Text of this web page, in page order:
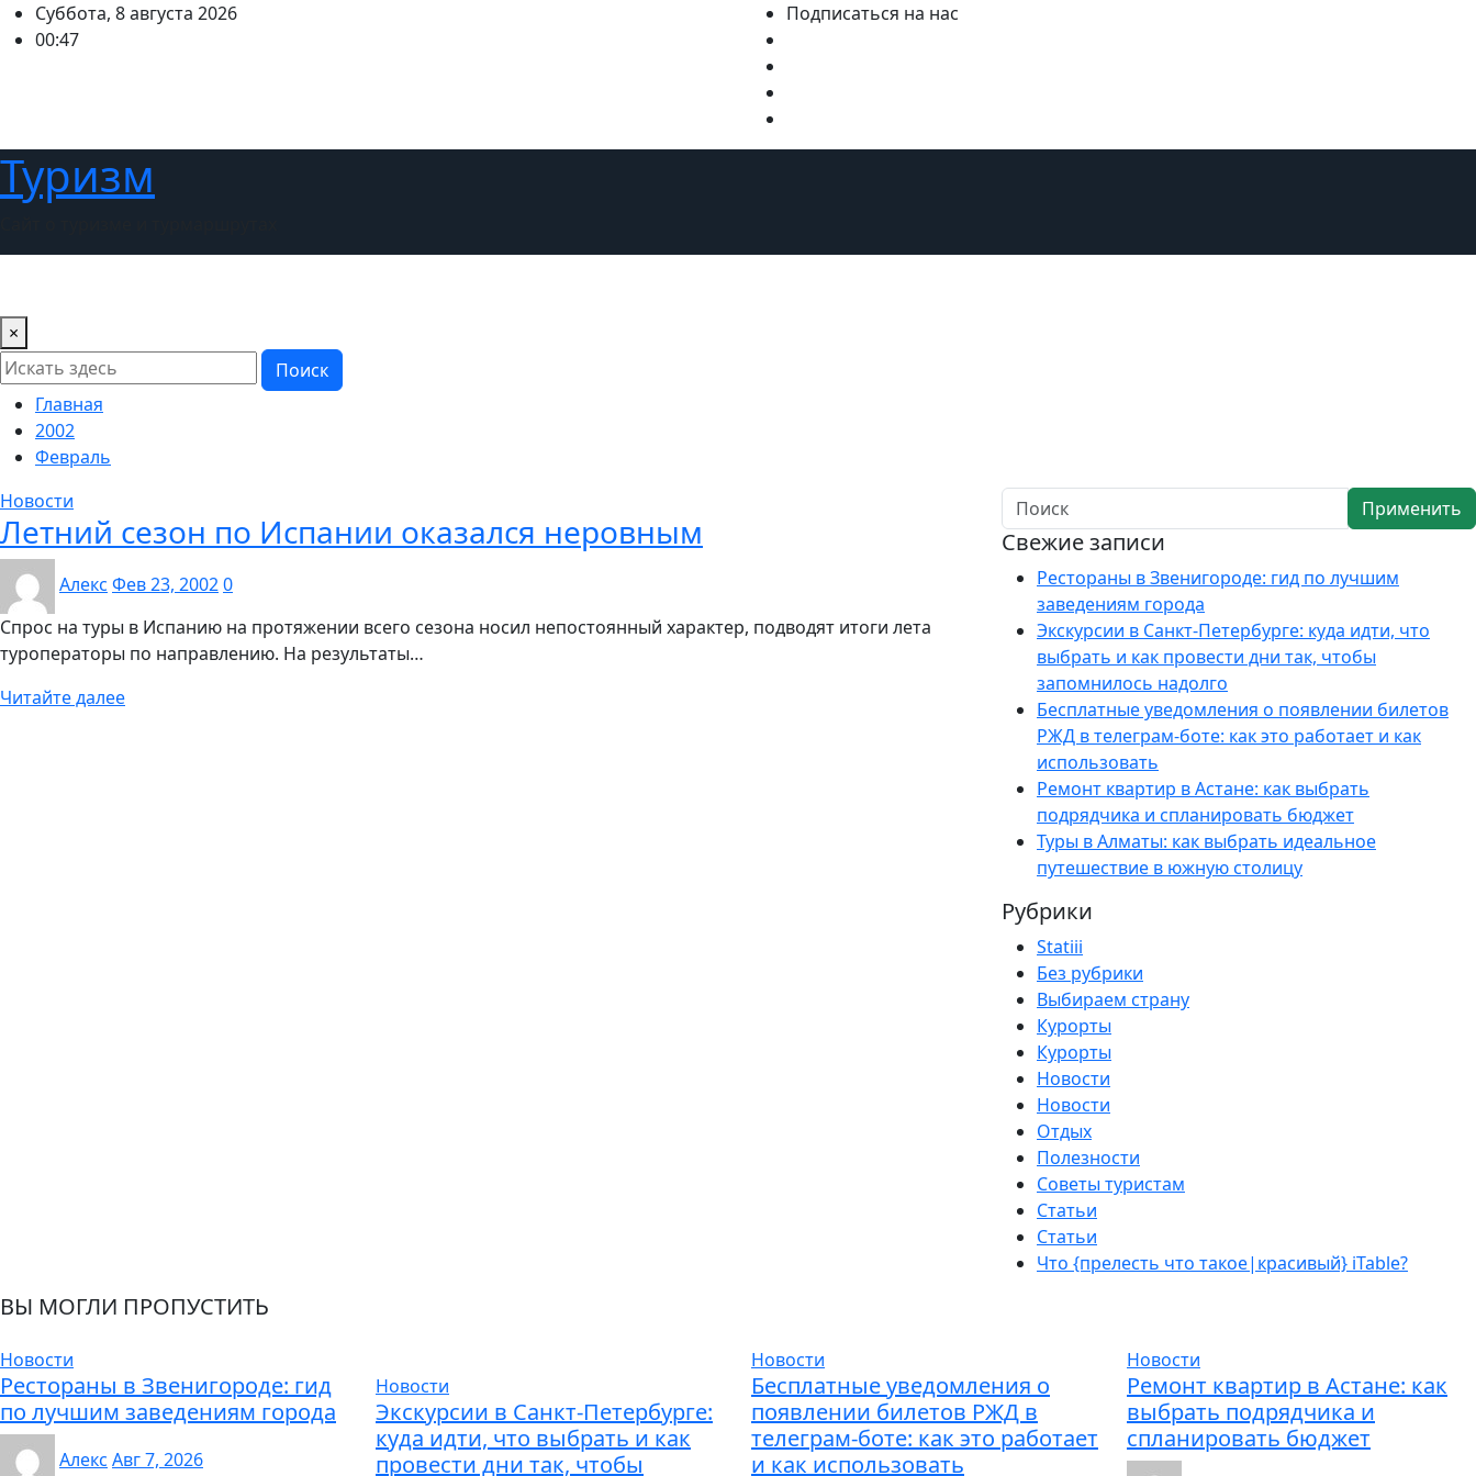
ПерейтиСуббота, 8 августа 2026
00:47
Подписаться на нас
Туризм
×
Поиск
Главная
2002
Февраль
Новости
Летний сезон по Испании оказался неровным
Алекс Фев 23, 20020
Спрос на туры в Испанию на протяжении всего сезона носил непостоянный характер, подводят итоги лета
туроператоры по направлению. На результаты…
Читайте далее
Применить
Свежие записи
Рестораны в Звенигороде: гид по лучшим
заведениям города
Экскурсии в Санкт-Петербурге: куда идти, что
выбрать и как провести дни так, чтобы
запомнилось надолго
Бесплатные уведомления о появлении билетов
РЖД в телеграм-боте: как это работает и как
использовать
Ремонт квартир в Астане: как выбрать
подрядчика и спланировать бюджет
Туры в Алматы: как выбрать идеальное
путешествие в южную столицу
Рубрики
Statiii
Без рубрики
Выбираем страну
Курорты
Курорты
Новости
Новости
Отдых
Полезности
Советы туристам
Статьи
Статьи
Что {прелесть что такое|красивый} iTable?
ВЫ МОГЛИ ПРОПУСТИТЬ
Новости
Рестораны в Звенигороде: гид
по лучшим заведениям города
Алекс Авг 7, 2026
Новости
Экскурсии в Санкт-Петербурге:
куда идти, что выбрать и как
провести дни так, чтобы
Новости
Бесплатные уведомления о
появлении билетов РЖД в
телеграм-боте: как это работает
и как использовать
Новости
Ремонт квартир в Астане: как
выбрать подрядчика и
спланировать бюджет